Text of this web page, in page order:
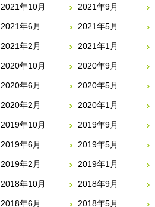
2021年10月 2021年9月
2021年6月 2021年5月
2021年2月 2021年1月
2020年10月 2020年9月
2020年6月 2020年5月
2020年2月 2020年1月
2019年10月 2019年9月
2019年6月 2019年5月
2019年2月 2019年1月
2018年10月 2018年9月
2018年6月 2018年5月